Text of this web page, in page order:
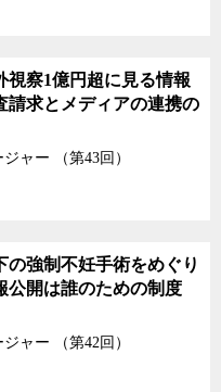
影響を与え、万が一事故が
になる可能性が高い原発を
行政文書管理ガイドラインの
関の事務事業の実績を合理
務づけられていることは明
議事録すら残っていないた
して一蹴されてしまう。今
を超えた運転を可能する決
する前に、経産省と原子力
とが内部リークによって明
議を録音した音声データま
視察1億円超に見る情報
請求とメディアの連携の
ャー （第43回）
の強制不妊手術をめぐり
公開は誰のための制度
ャー （第42回）